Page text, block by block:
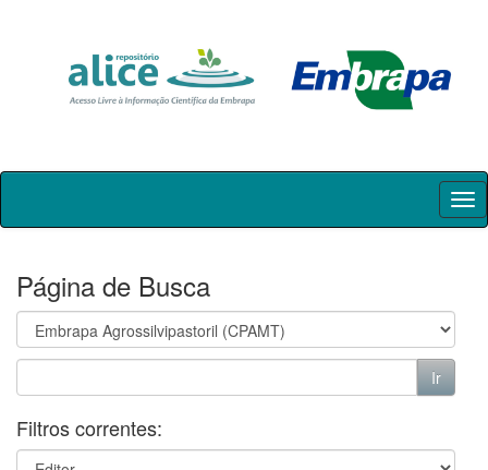
Skip
Página de Busca
Filtros correntes: